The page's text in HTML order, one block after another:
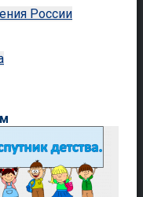
России